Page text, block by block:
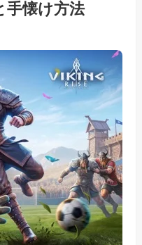
手懐け方法